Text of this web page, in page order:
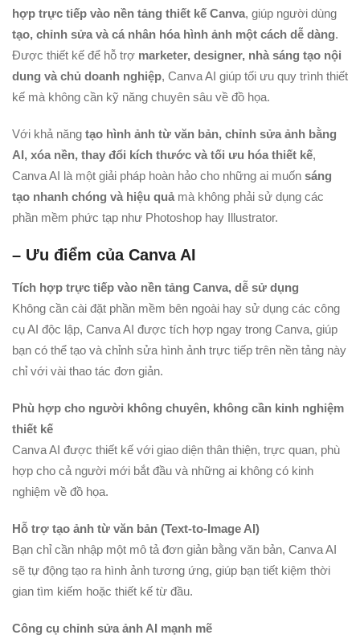
hợp trực tiếp vào nền tảng thiết kế Canva, giúp người dùng
tạo, chỉnh sửa và cá nhân hóa hình ảnh một cách dễ dàng.
Được thiết kế để hỗ trợ marketer, designer, nhà sáng tạo nội
dung và chủ doanh nghiệp, Canva AI giúp tối ưu quy trình thiết
kế mà không cần kỹ năng chuyên sâu về đồ họa.
Với khả năng tạo hình ảnh từ văn bản, chỉnh sửa ảnh bằng
AI, xóa nền, thay đổi kích thước và tối ưu hóa thiết kế,
Canva AI là một giải pháp hoàn hảo cho những ai muốn sáng
tạo nhanh chóng và hiệu quả mà không phải sử dụng các
phần mềm phức tạp như Photoshop hay Illustrator.
– Ưu điểm của Canva AI
Tích hợp trực tiếp vào nền tảng Canva, dễ sử dụng
Không cần cài đặt phần mềm bên ngoài hay sử dụng các công
cụ AI độc lập, Canva AI được tích hợp ngay trong Canva, giúp
bạn có thể tạo và chỉnh sửa hình ảnh trực tiếp trên nền tảng này
chỉ với vài thao tác đơn giản.
Phù hợp cho người không chuyên, không cần kinh nghiệm
thiết kế
Canva AI được thiết kế với giao diện thân thiện, trực quan, phù
hợp cho cả người mới bắt đầu và những ai không có kinh
nghiệm về đồ họa.
Hỗ trợ tạo ảnh từ văn bản (Text-to-Image AI)
Bạn chỉ cần nhập một mô tả đơn giản bằng văn bản, Canva AI
sẽ tự động tạo ra hình ảnh tương ứng, giúp bạn tiết kiệm thời
gian tìm kiếm hoặc thiết kế từ đầu.
Công cụ chỉnh sửa ảnh AI mạnh mẽ